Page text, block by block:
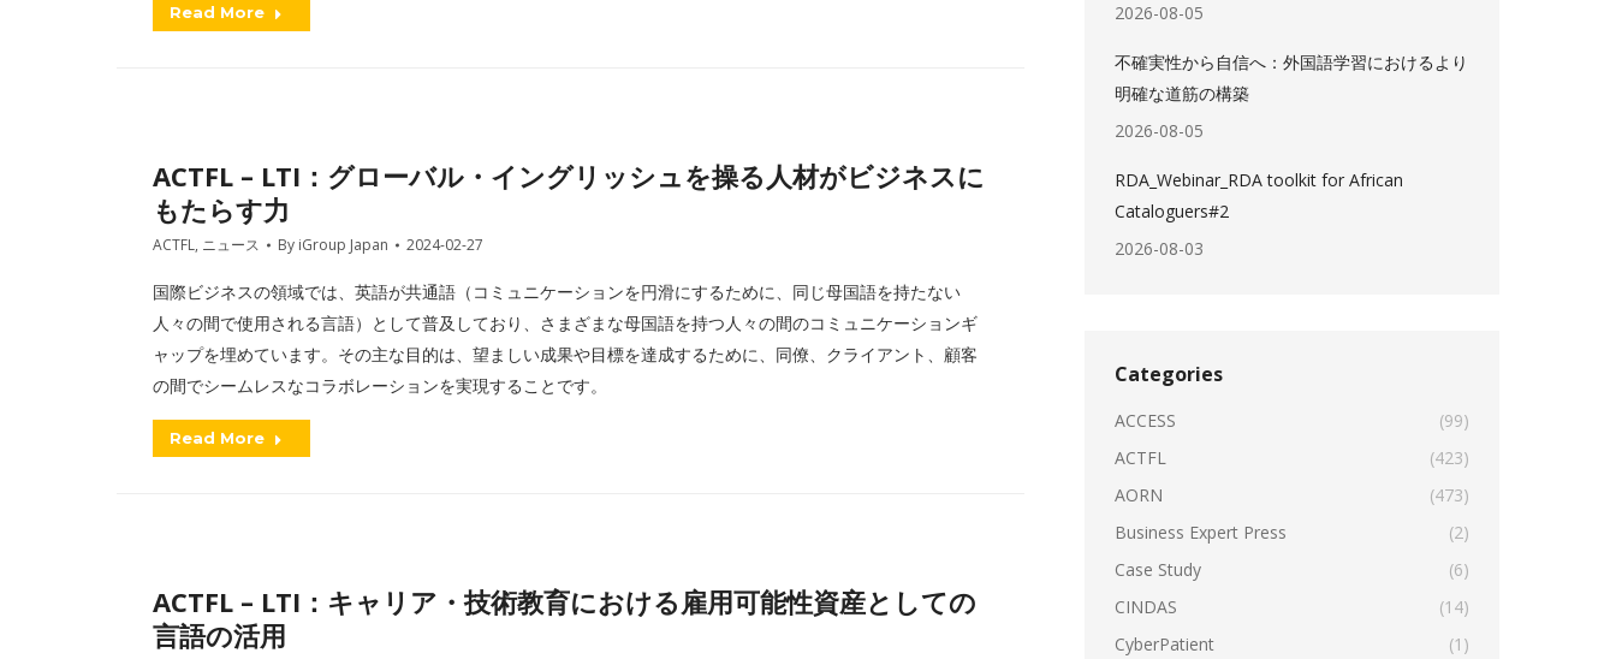
Read More
ACTFL – LTI：グローバル・イングリッシュを操る人材がビジネスに
もたらす力
ACTFL, ニュース By iGroup Japan 2024-02-27
国際ビジネスの領域では、英語が共通語（コミュニケーションを円滑にするために、同じ母国語を持たない
人々の間で使用される言語）として普及しており、さまざまな母国語を持つ人々の間のコミュニケーションギ
ャップを埋めています。その主な目的は、望ましい成果や目標を達成するために、同僚、クライアント、顧客
の間でシームレスなコラボレーションを実現することです。
Read More
ACTFL – LTI：キャリア・技術教育における雇用可能性資産としての
言語の活用
2026-08-05
不確実性から自信へ：外国語学習におけるより
明確な道筋の構築
2026-08-05
RDA_Webinar_RDA toolkit for African
Cataloguers#2
2026-08-03
Categories
ACCESS
(99)
ACTFL
(423)
AORN
(473)
Business Expert Press
(2)
Case Study
(6)
CINDAS
(14)
CyberPatient
(1)